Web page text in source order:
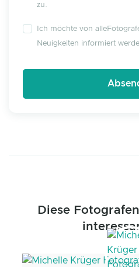
zu.
Ich möchte von
Neuigkeiten informiert
Diese